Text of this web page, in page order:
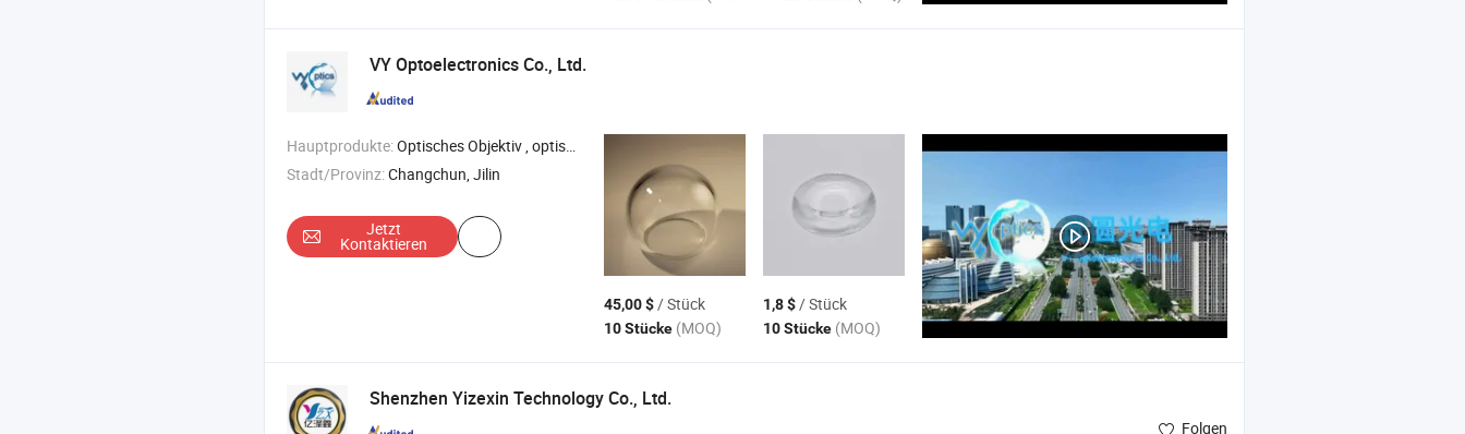
VY Optoelectronics Co., Ltd.
Hauptprodukte:Optisches Objektiv , optisches sphärisches Objektiv , optisches Prisma , optische Fenster , optische Kugellinse
Stadt/Provinz:Changchun, Jilin
Jetzt
Kontaktieren
45,00 $/ Stück
10 Stücke (MOQ)
1,8 $/ Stück
10 Stücke (MOQ)
Shenzhen Yizexin Technology Co., Ltd.
Folgen